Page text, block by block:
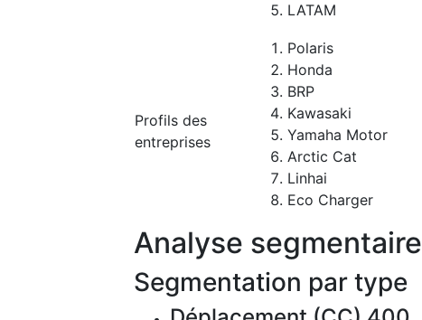
LATAM
Profils des
entreprises
Polaris
Honda
BRP
Kawasaki
Yamaha Motor
Arctic Cat
Linhai
Eco Charger
Analyse segmentaire
Segmentation par type